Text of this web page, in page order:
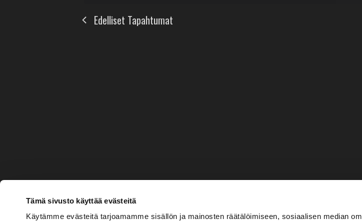
Tämä sivusto käyttää evästeitä
Käytämme evästeitä tarjoamamme sisällön ja mainosten räätälöimiseen, sosiaalisen median
Edelliset Tapahtumat